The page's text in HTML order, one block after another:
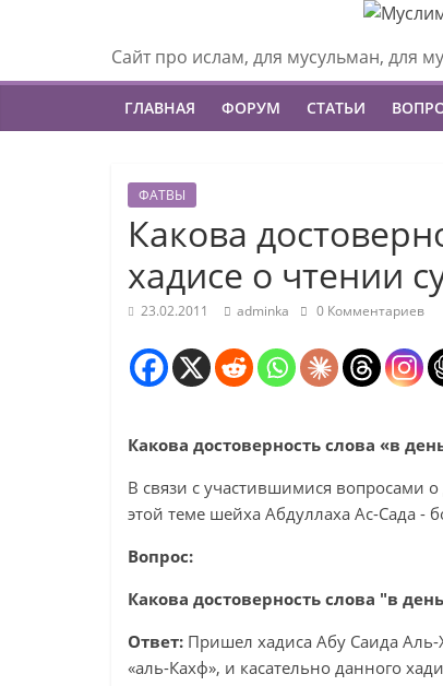
Сайт про ислам, для мусульман, для
ГЛАВНАЯ ФОРУМ СТАТЬИ
ФАТВЫ
Какова
хадисе о чтении
23.02.2011 adminka 0 Комментариев
Какова достоверность слова «в
В связи с участившимися вопросами
этой теме шейха Абдуллаха Ас-Сада -
Вопрос:
Какова достоверность слова "в
Ответ: Пришел хадиса Абу Саида
«аль-Кахф», и касательно данного